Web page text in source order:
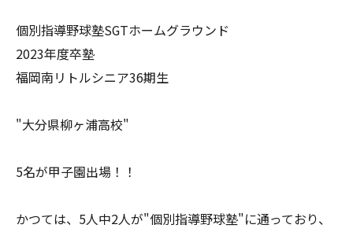
個別指導野球塾SGTホームグラウンド
2023年度卒塾
福岡南リトルシニア36期生
"大分県柳ヶ浦高校"
5名が甲子園出場！！
かつては、5人中2人が"個別指導野球塾"に通っており、